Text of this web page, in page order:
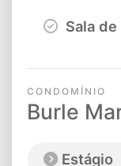
Sala de
CONDOMÍNIO
Burle
Estágio